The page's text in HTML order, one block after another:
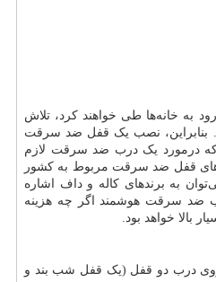
به خانه‌ها طی خواهند کرد، تلاش
بنابراین، نصب یک قفل ضد سرقت
درمورد یک درب ضد سرقت لازم
قفل ضد سرقت مربوط به کشور
به برندهای کاله و داف اشاره
ضد سرقت هوشمند اگر چه هزینه
بالا خواهد بود.
روی درب دو قفل (یک قفل شب بند و